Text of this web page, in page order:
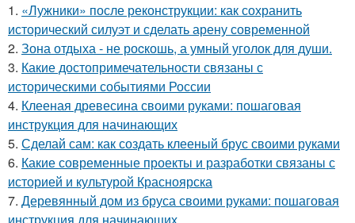
1. «Лужники» после реконструкции: как сохранить
исторический силуэт и сделать арену современной
2. Зона отдыха - не роcкошь, а умный уголок для души.
3. Какие достопримечательности связаны с
историческими событиями России
4. Клееная древесина своими руками: пошаговая
инструкция для начинающих
5. Сделай сам: как создать клееный брус своими руками
6. Какие современные проекты и разработки связаны с
историей и культурой Красноярска
7. Деревянный дом из бруса своими руками: пошаговая